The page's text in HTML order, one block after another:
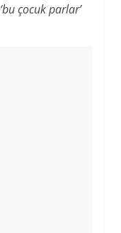
‘bu çocuk parlar’